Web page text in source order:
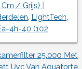
/ Grijs) |
LightTech
4h-40 (102
25.000 Met
Uvc Van Aquaforte